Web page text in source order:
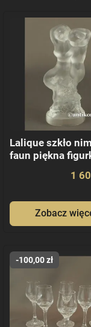
Lalique szkło
faun piękna
1
Zobacz
-100,00 zł